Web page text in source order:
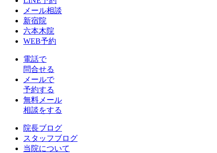
メール相談
新宿院
六本木院
WEB予約
電話で
問合せる
メールで
予約する
無料メール
相談をする
院長ブログ
スタッフブログ
当院について